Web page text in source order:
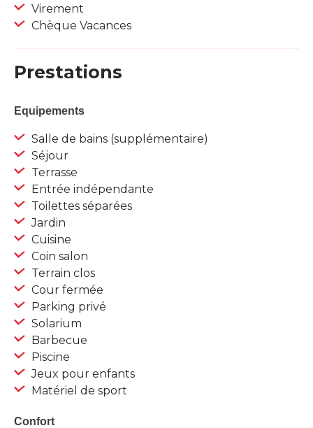
Virement
Chèque Vacances
Prestations
Equipements
Salle de bains (supplémentaire)
Séjour
Terrasse
Entrée indépendante
Toilettes séparées
Jardin
Cuisine
Coin salon
Terrain clos
Cour fermée
Parking privé
Solarium
Barbecue
Piscine
Jeux pour enfants
Matériel de sport
Confort